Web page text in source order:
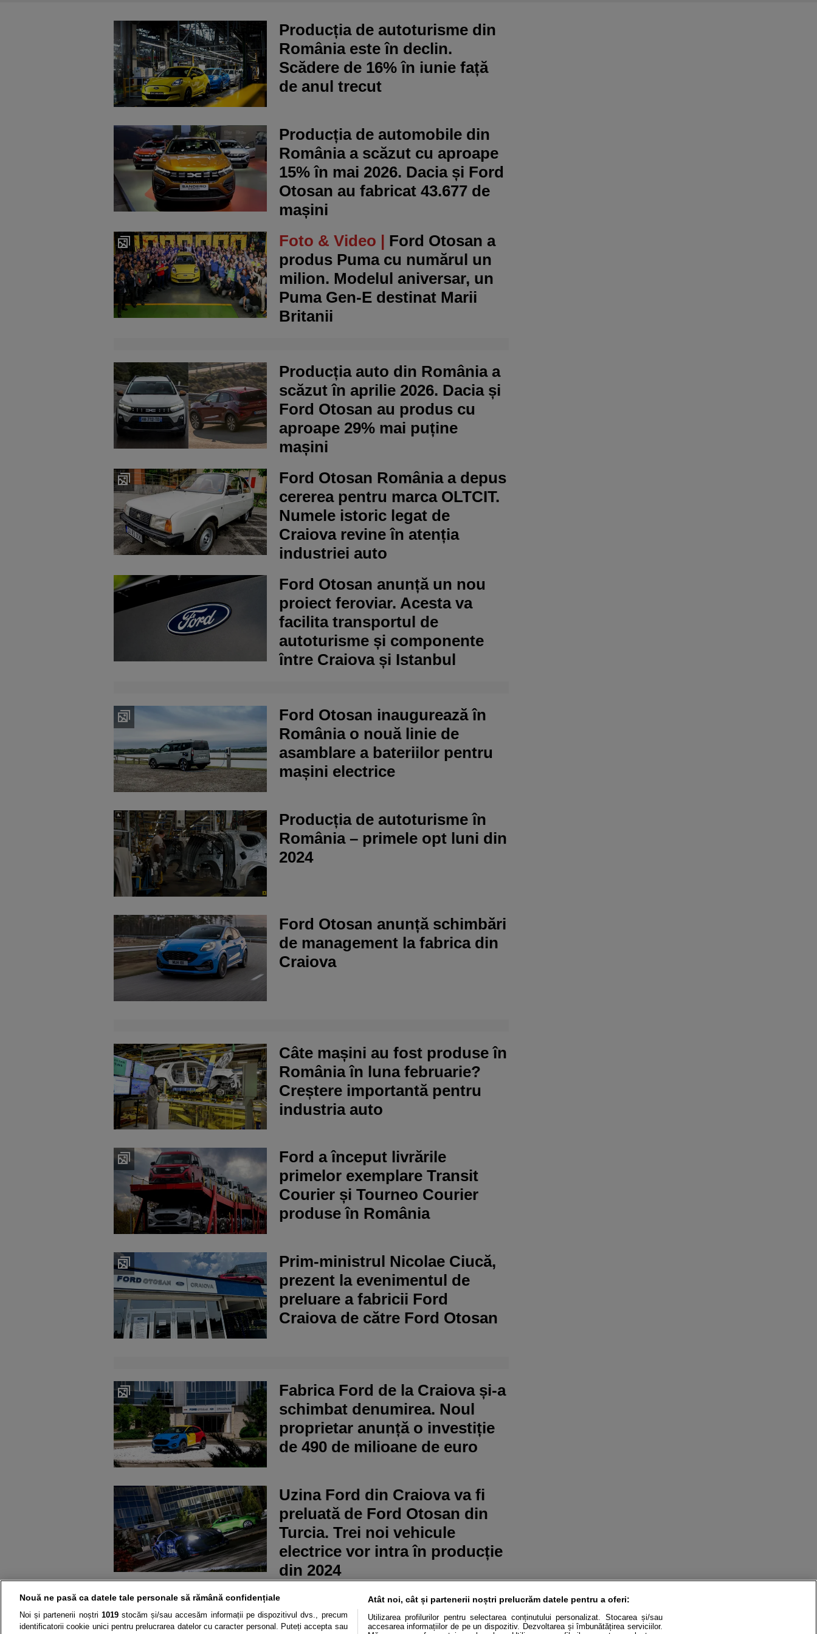
Producția de autoturisme din
România este în declin.
Scădere de 16% în iunie față
de anul trecut
Producția de automobile din
România a scăzut cu aproape
15% în mai 2026. Dacia și Ford
Otosan au fabricat 43.677 de
mașini
Foto & Video | Ford Otosan a
produs Puma cu numărul un
milion. Modelul aniversar, un
Puma Gen-E destinat Marii
Britanii
Producția auto din România a
scăzut în aprilie 2026. Dacia și
Ford Otosan au produs cu
aproape 29% mai puține
mașini
Ford Otosan România a depus
cererea pentru marca OLTCIT.
Numele istoric legat de
Craiova revine în atenția
industriei auto
Ford Otosan anunță un nou
proiect feroviar. Acesta va
facilita transportul de
autoturisme și componente
între Craiova și Istanbul
Ford Otosan inaugurează în
România o nouă linie de
asamblare a bateriilor pentru
mașini electrice
Producția de autoturisme în
România – primele opt luni din
2024
Ford Otosan anunță schimbări
de management la fabrica din
Craiova
Câte mașini au fost produse în
România în luna februarie?
Creștere importantă pentru
industria auto
Ford a început livrările
primelor exemplare Transit
Courier și Tourneo Courier
produse în România
Prim-ministrul Nicolae Ciucă,
prezent la evenimentul de
preluare a fabricii Ford
Craiova de către Ford Otosan
Fabrica Ford de la Craiova și-a
schimbat denumirea. Noul
proprietar anunță o investiție
de 490 de milioane de euro
Uzina Ford din Craiova va fi
preluată de Ford Otosan din
Turcia. Trei noi vehicule
electrice vor intra în producție
din 2024
Nouă ne pasă ca datele tale personale să rămână confidențiale
Noi și partenerii noștri 1019stocăm și/sau accesăm informații pe dispozitivul dvs., precum
identificatorii cookie unici pentru prelucrarea datelor cu caracter personal. Puteți accepta sau
Atât noi, cât și partenerii noștri prelucrăm datele pentru a oferi:
Utilizarea profilurilor pentru selectarea conținutului personalizat. Stocarea și/sau
accesarea informațiilor de pe un dispozitiv. Dezvoltarea și îmbunătățirea serviciilor.